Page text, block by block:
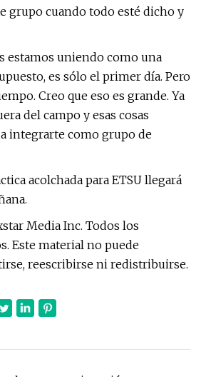
grupo cuando todo esté dicho y
estamos uniendo como una
es sólo el primer día. Pero
Creo que eso es grande. Ya
del campo y esas cosas
integrarte como grupo de
acolchada para ETSU llegará
Media Inc. Todos los
Este material no puede
reescribirse ni redistribuirse.